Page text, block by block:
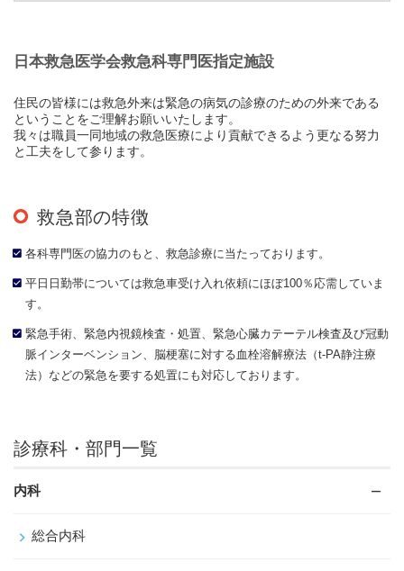
日本救急医学会救急科専門医指定施設
住民の皆様には救急外来は緊急の病気の診療のための外来である
ということをご理解お願いいたします。
我々は職員一同地域の救急医療により貢献できるよう更なる努力
と工夫をして参ります。
救急部の特徴
各科専門医の協力のもと、救急診療に当たっております。
平日日勤帯については救急車受け入れ依頼にほぼ100％応需していま
す。
緊急手術、緊急内視鏡検査・処置、緊急心臓カテーテル検査及び冠動
脈インターベンション、脳梗塞に対する血栓溶解療法（t-PA静注療
法）などの緊急を要する処置にも対応しております。
診療科・部門一覧
内科
総合内科